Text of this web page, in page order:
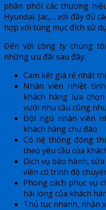
phân phối các thương
Hyundai, Jac,… với đầy đủ
hợp với tùng mục đích sử
Đến với công ty chúng
những ưu đãi sau đây:
Cam kết giá rẻ nhất
Nhân viên nhiệt
khách hàng lựa
vưới nhu cầu cũng
Đội ngũ nhân viên
khách hàng chu đáo
Có hệ thống đóng
theo yêu cầu của
Dịch vụ bảo hành,
viên có trình độ
Phong cách phục vụ
hài lòng của khách
Thủ tục nhanh, nhận